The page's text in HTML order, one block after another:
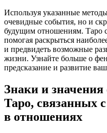
Используя указанные
очевидные события, но и
будущим отношениям. Таро
помогая раскрыться
и предвидеть возможные
жизни. Узнайте больше о
предсказание и развитие
Знаки и
Таро, связанных
в отношениях